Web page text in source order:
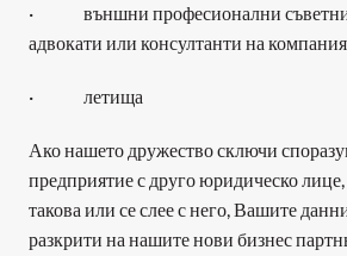
·              външни професионални
адвокати или консултанти на
·              летища
Ако нашето дружество сключи
предприятие с друго юридическо
такова или се слее с него, Вашите
разкрити на нашите нови бизнес